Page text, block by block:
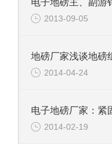
2013-09-05
地磅厂家浅谈地磅
2014-04-24
2014-02-19